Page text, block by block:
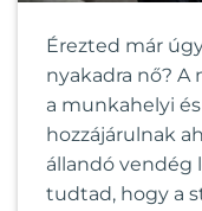
Érezted már
nyakadra nő?
a munkahelyi
hozzájárulnak
állandó vendég
tudtad, hogy a